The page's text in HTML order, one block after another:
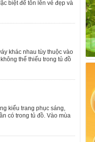
biệt để tôn lên vẻ đẹp và
khác nhau tùy thuộc vào
thể thiếu trong tủ đồ
kiểu trang phục sáng,
có trong tủ đồ. Vào mùa